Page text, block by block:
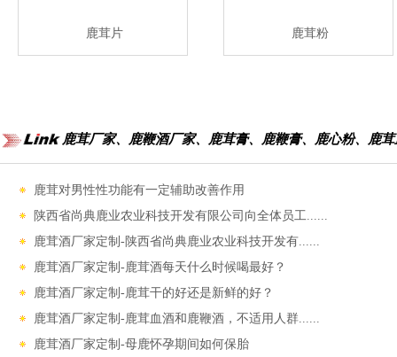
鹿茸片 鹿茸粉
鹿茸厂家、鹿鞭酒厂家、鹿茸膏、鹿鞭膏、鹿心粉、鹿
鹿茸对男性性功能‌有一定辅助改善作用
陕西省尚典鹿业农业科技开发有限公司向全体员工......
鹿茸酒厂家定制-陕西省尚典鹿业农业科技开发有......
鹿茸酒厂家定制-鹿茸酒每天什么时候喝最好？
鹿茸酒厂家定制-鹿茸干的好还是新鲜的好？
鹿茸酒厂家定制-鹿茸血酒和鹿鞭酒，不适用人群......
鹿茸酒厂家定制-母鹿怀孕期间如何保胎